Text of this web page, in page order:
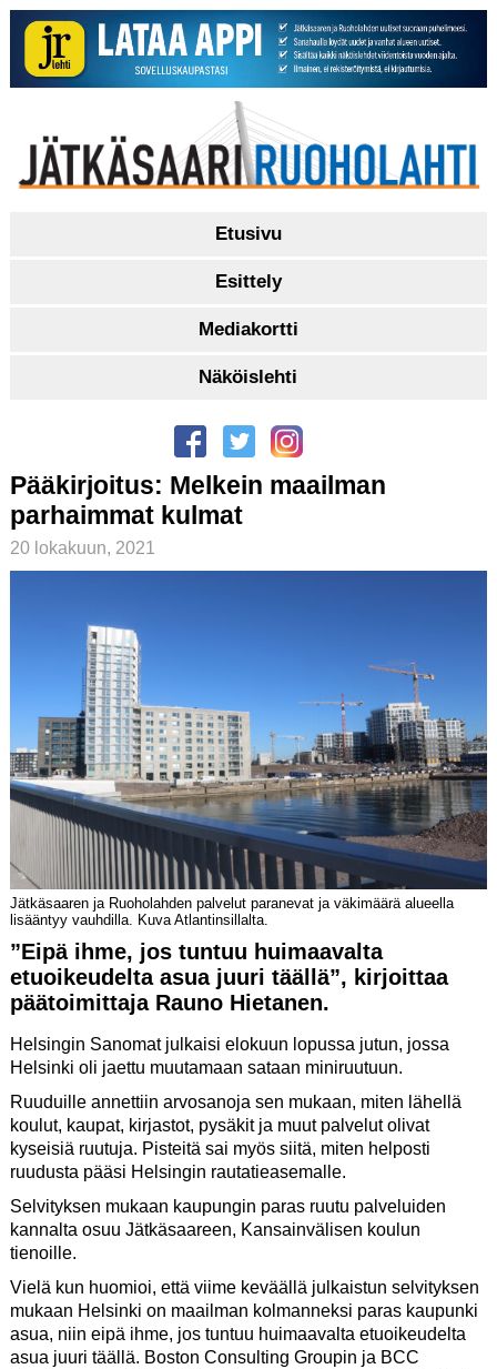
Etusivu
Esittely
Mediakortti
Näköislehti
Pääkirjoitus: Melkein maailman
parhaimmat kulmat
20 lokakuun, 2021
Jätkäsaaren ja Ruoholahden palvelut paranevat ja väkimäärä alueella
lisääntyy vauhdilla. Kuva Atlantinsillalta.
”Eipä ihme, jos tuntuu huimaavalta
etuoikeudelta asua juuri täällä”, kirjoittaa
päätoimittaja Rauno Hietanen.
Helsingin Sanomat julkaisi elokuun lopussa jutun, jossa
Helsinki oli jaettu muutamaan sataan miniruutuun.
Ruuduille annettiin arvosanoja sen mukaan, miten lähellä
koulut, kaupat, kirjastot, pysäkit ja muut palvelut olivat
kyseisiä ruutuja. Pisteitä sai myös siitä, miten helposti
ruudusta pääsi Helsingin rautatieasemalle.
Selvityksen mukaan kaupungin paras ruutu palveluiden
kannalta osuu Jätkäsaareen, Kansainvälisen koulun
tienoille.
Vielä kun huomioi, että viime keväällä julkaistun selvityksen
mukaan Helsinki on maailman kolmanneksi paras kaupunki
asua, niin eipä ihme, jos tuntuu huimaavalta etuoikeudelta
asua juuri täällä. Boston Consulting Groupin ja BCC